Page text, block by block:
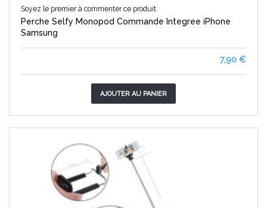
Soyez le premier à commenter ce produit
Perche Selfy Monopod Commande Integree iPhone
Samsung
7,90 €
AJOUTER AU PANIER